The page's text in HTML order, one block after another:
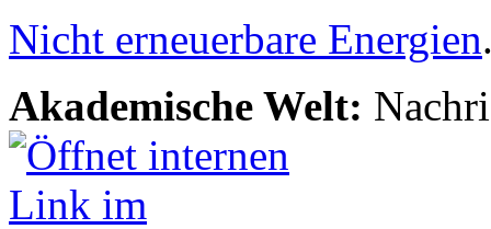
Nicht erneuerbare Energien
Akademische Welt: